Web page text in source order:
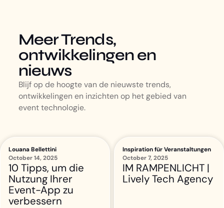
Meer Trends,
ontwikkelingen en
nieuws
Blijf op de hoogte van de nieuwste trends,
ontwikkelingen en inzichten op het gebied van
event technologie.
Louana Bellettini
October 14, 2025
10 Tipps, um die
Nutzung Ihrer
Event-App zu
verbessern
Inspiration für Veranstaltungen
October 7, 2025
IM RAMPENLICHT |
Lively Tech Agency